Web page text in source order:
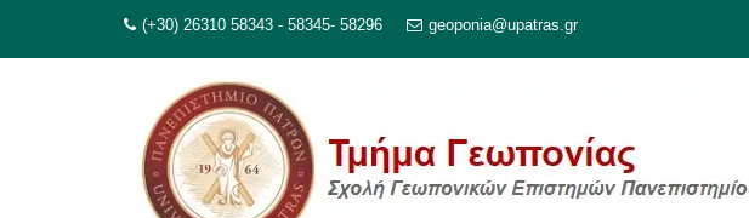
(+30) 26310 58343 - 58345- 58296 geoponia@upatras.gr